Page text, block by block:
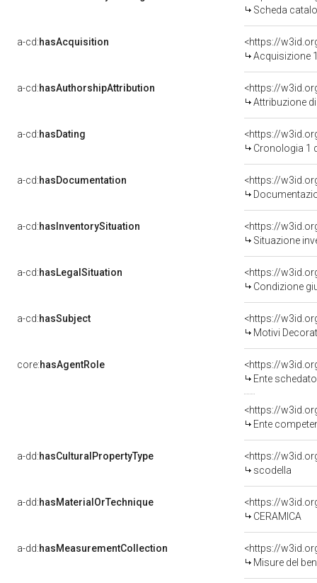
Scheda
a-cd:hasAcquisition
<https://
Acquisizione
a-cd:hasAuthorshipAttribution
Attribuzione
a-cd:hasDating
<https://
Cronologia 1
a-cd:hasDocumentation
a-cd:hasInventorySituation
<https://
Situazione
a-cd:hasLegalSituation
<https://
Condizione
a-cd:hasSubject
<https://
Motivi
core:hasAgentRole
<https://
Ente
<https://
Ente competente per tutela
a-dd:hasCulturalPropertyType
scodella
a-dd:hasMaterialOrTechnique
<https://
CERAMICA
a-dd:hasMeasurementCollection
<https://
Misure del